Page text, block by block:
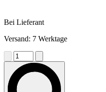
Bei Lieferant
Versand: 7 Werktage